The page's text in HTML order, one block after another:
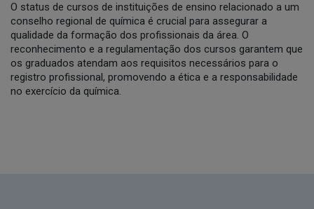
O status de cursos de instituições de ensino relacionado a um
conselho regional de química é crucial para assegurar a
qualidade da formação dos profissionais da área. O
reconhecimento e a regulamentação dos cursos garantem que
os graduados atendam aos requisitos necessários para o
registro profissional, promovendo a ética e a responsabilidade
no exercício da química.